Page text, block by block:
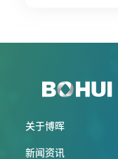
关于博晖
新闻资讯